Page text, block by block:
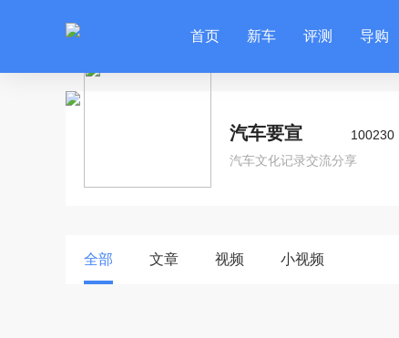
首页 新车 评测 导购
汽车要宣 100230
汽车文化记录交流分享
全部 文章 视频 小视频